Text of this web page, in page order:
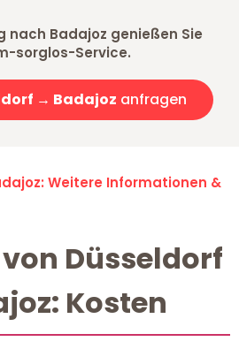
nach Badajoz genießen Sie
sorglos-Service.
→ Badajoz anfragen
Weitere Informationen &
Düsseldorf
Kosten